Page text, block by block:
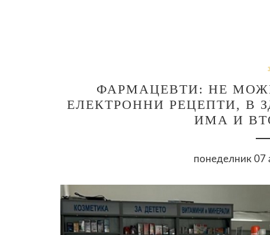
ФАРМАЦЕВТИ: НЕ
ЕЛЕКТРОННИ РЕЦЕПТИ, В
ИМА И
понеделник 07